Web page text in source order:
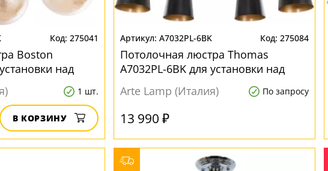
275041
Boston
над
1 шт.
В КОРЗИНУ
A7032PL-6BK 275084
Потолочная люстра Thomas
A7032PL-6BK для установки над
Arte Lamp (Италия) По запросу
13 990 ₽